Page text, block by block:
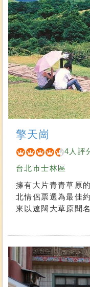
擎天崗
4人評
台北市士林區
擁有大片青青草原
北情侶票選為最佳
來以遼闊大草原聞